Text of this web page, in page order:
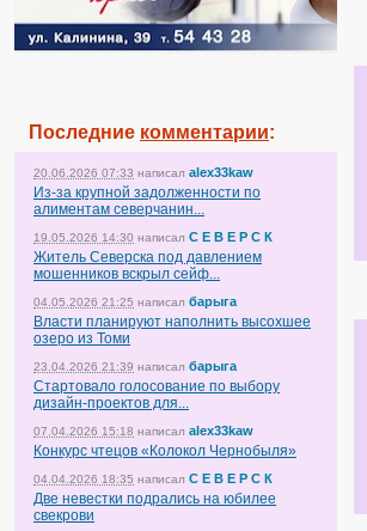
Последние комментарии:
20.06.2026 07:33 написал alex33kaw
Из-за крупной задолженности по
алиментам северчанин...
19.05.2026 14:30 написал С Е В Е Р С К
Житель Северска под давлением
мошенников вскрыл сейф...
04.05.2026 21:25 написал барыга
Власти планируют наполнить высохшее
озеро из Томи
23.04.2026 21:39 написал барыга
Стартовало голосование по выбору
дизайн-проектов для...
07.04.2026 15:18 написал alex33kaw
Конкурс чтецов «Колокол Чернобыля»
04.04.2026 18:35 написал С Е В Е Р С К
Две невестки подрались на юбилее
свекрови